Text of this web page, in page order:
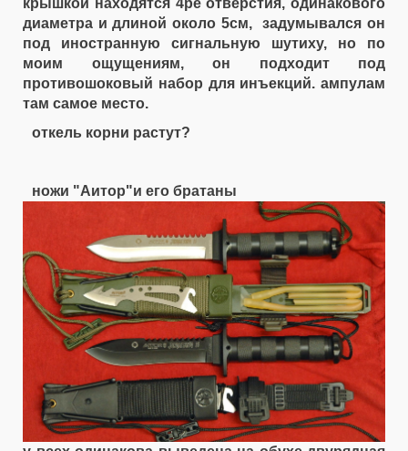
диаметра и длиной около 5см, задумывался он
под иностранную сигнальную шутиху, но по
моим ощущениям, он подходит под
противошоковый набор для инъекций. ампулам
там самое место.
откель корни растут?
ножи "Аитор"и его братаны